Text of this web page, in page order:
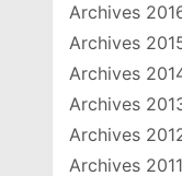
Archives
Archives
Archives
Archives
Archives
Archives 2011